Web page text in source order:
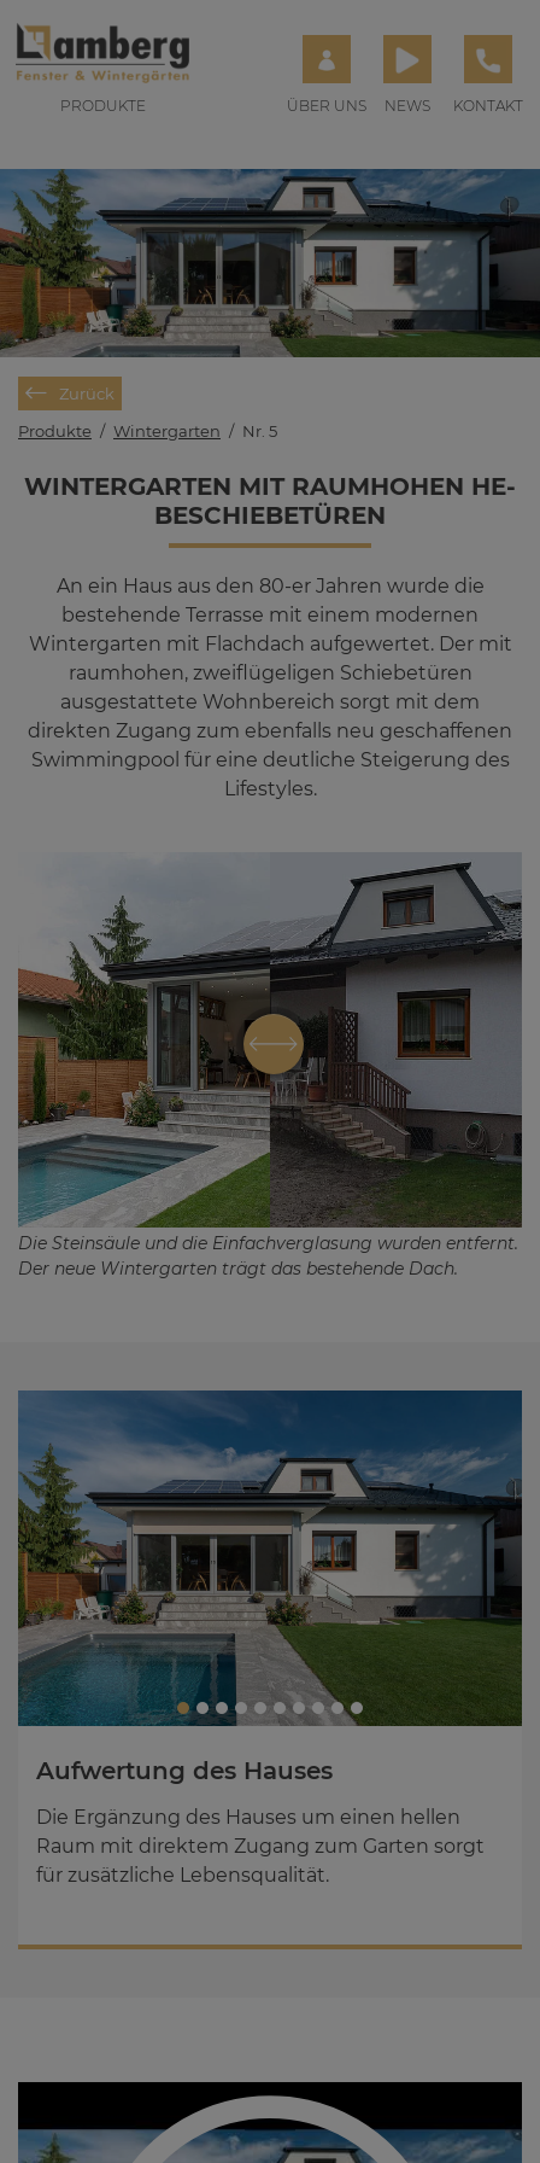
PRODUKTE ÜBER UNS NEWS KONTAKT
Zurück
Produkte / Wintergarten / Nr. 5
WIN­TER­GAR­TEN MIT RAUM­HO­HEN HE­
BE­SCHIE­BE­TÜ­REN
An ein Haus aus den 80-er Jahren wurde die
bestehende Terrasse mit einem modernen
Wintergarten mit Flachdach aufgewertet. Der mit
raumhohen, zweiflügeligen Schiebetüren
ausgestattete Wohnbereich sorgt mit dem
direkten Zugang zum ebenfalls neu geschaffenen
Swimmingpool für eine deutliche Steigerung des
Lifestyles.
Die Steinsäule und die Einfachverglasung wurden entfernt.
Der neue Wintergarten trägt das bestehende Dach.
Auf­wer­tung des Hau­ses
Die Ergänzung des Hauses um einen hellen
Raum mit direktem Zugang zum Garten sorgt
für zusätzliche Lebensqualität.